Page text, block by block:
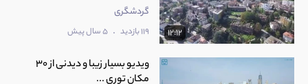
12:12
گردشگری
119 بازدید . 5 سال پیش
ویدیو بسیار زیبا و دیدنی از 30
مکان توری ...